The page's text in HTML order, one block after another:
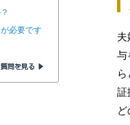
夫
与
証
必要です